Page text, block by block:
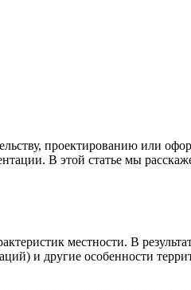
проектированию или
В этой статье мы
местности. В
и другие особенности